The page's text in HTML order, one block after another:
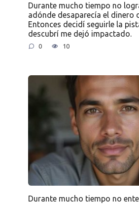
Durante mucho tiempo no
adónde desaparecía el dinero
Entonces decidí seguirle la
descubrí me dejó impactado.
0 10
Durante mucho tiempo no